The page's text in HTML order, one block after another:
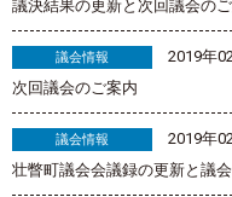
議決結果の更新と次回議会の
議会情報
2019年
次回議会のご案内
議会情報
2019年
壮瞥町議会会議録の更新と議